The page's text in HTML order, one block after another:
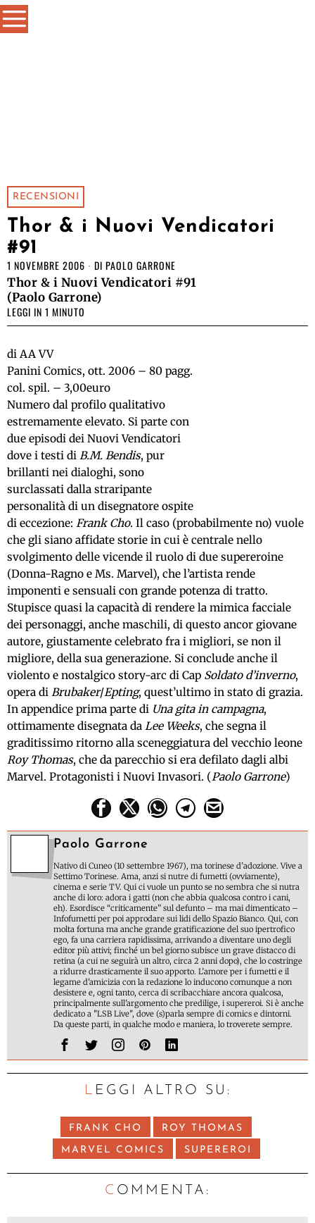
RECENSIONI
Thor & i Nuovi Vendicatori
#91
1 NOVEMBRE 2006 DI PAOLO GARRONE
Thor & i Nuovi Vendicatori #91
(Paolo Garrone)
LEGGI IN 1 MINUTO
di AA VV
Panini Comics, ott. 2006 – 80 pagg.
col. spil. – 3,00euro
Numero dal profilo qualitativo
estremamente elevato. Si parte con
due episodi dei Nuovi Vendicatori
dove i testi di B.M. Bendis, pur
brillanti nei dialoghi, sono
surclassati dalla straripante
personalità di un disegnatore ospite
di eccezione: Frank Cho. Il caso (probabilmente no) vuole
che gli siano affidate storie in cui è centrale nello
svolgimento delle vicende il ruolo di due supereroine
(Donna-Ragno e Ms. Marvel), che l’artista rende
imponenti e sensuali con grande potenza di tratto.
Stupisce quasi la capacità di rendere la mimica facciale
dei personaggi, anche maschili, di questo ancor giovane
autore, giustamente celebrato fra i migliori, se non il
migliore, della sua generazione. Si conclude anche il
violento e nostalgico story-arc di Cap Soldato d’inverno,
opera di Brubaker/Epting, quest’ultimo in stato di grazia.
In appendice prima parte di Una gita in campagna,
ottimamente disegnata da Lee Weeks, che segna il
graditissimo ritorno alla sceneggiatura del vecchio leone
Roy Thomas, che da parecchio si era defilato dagli albi
Marvel. Protagonisti i Nuovi Invasori. (Paolo Garrone)
Paolo Garrone
Nativo di Cuneo (10 settembre 1967), ma torinese d’adozione. Vive a
Settimo Torinese. Ama, anzi si nutre di fumetti (ovviamente),
cinema e serie TV. Qui ci vuole un punto se no sembra che si nutra
anche di loro: adora i gatti (non che abbia qualcosa contro i cani,
eh). Esordisce “criticamente” sul defunto – ma mai dimenticato –
Infofumetti per poi approdare sui lidi dello Spazio Bianco. Qui, con
molta fortuna ma anche grande gratificazione del suo ipertrofico
ego, fa una carriera rapidissima, arrivando a diventare uno degli
editor più attivi; finché un bel giorno subisce un grave distacco di
retina (a cui ne seguirà un altro, circa 2 anni dopo), che lo costringe
a ridurre drasticamente il suo apporto. L’amore per i fumetti e il
legame d'amicizia con la redazione lo inducono comunque a non
desistere e, ogni tanto, cerca di scribacchiare ancora qualcosa,
principalmente sull'argomento che predilige, i supereroi. Si è anche
dedicato a "LSB Live", dove (s)parla sempre di comics e dintorni.
Da queste parti, in qualche modo e maniera, lo troverete sempre.
LEGGI ALTRO SU:
FRANK CHO ROY THOMAS
MARVEL COMICS SUPEREROI
C OMMENTA: